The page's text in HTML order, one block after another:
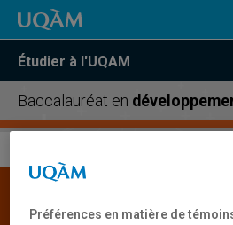
Étudier à l'UQAM
Baccalauréat en
disponible.Cliquez ici
Préférences en matière de